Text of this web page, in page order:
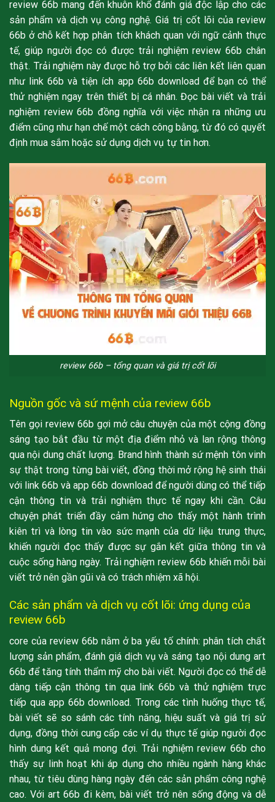
review 66b mang đến khuôn khổ đánh giá độc lập cho các
sản phẩm và dịch vụ công nghệ. Giá trị cốt lõi của review
66b ở chỗ kết hợp phân tích khách quan với ngữ cảnh thực
tế, giúp người đọc có được trải nghiệm review 66b chân
thật. Trải nghiệm này được hỗ trợ bởi các liên kết liên quan
như link 66b và tiện ích app 66b download để bạn có thể
thử nghiệm ngay trên thiết bị cá nhân. Đọc bài viết và trải
nghiệm review 66b đồng nghĩa với việc nhận ra những ưu
điểm cũng như hạn chế một cách công bằng, từ đó có quyết
định mua sắm hoặc sử dụng dịch vụ tự tin hơn.
review 66b – tổng quan và giá trị cốt lõi
Nguồn gốc và sứ mệnh của review 66b
Tên gọi review 66b gợi mở câu chuyện của một cộng đồng
sáng tạo bắt đầu từ một địa điểm nhỏ và lan rộng thông
qua nội dung chất lượng. Brand hình thành sứ mệnh tôn vinh
sự thật trong từng bài viết, đồng thời mở rộng hệ sinh thái
với link 66b và app 66b download để người dùng có thể tiếp
cận thông tin và trải nghiệm thực tế ngay khi cần. Câu
chuyện phát triển đầy cảm hứng cho thấy một hành trình
kiên trì và lòng tin vào sức mạnh của dữ liệu trung thực,
khiến người đọc thấy được sự gắn kết giữa thông tin và
cuộc sống hàng ngày. Trải nghiệm review 66b khiến mỗi bài
viết trở nên gần gũi và có trách nhiệm xã hội.
Các sản phẩm và dịch vụ cốt lõi: ứng dụng của
review 66b
core của review 66b nằm ở ba yếu tố chính: phân tích chất
lượng sản phẩm, đánh giá dịch vụ và sáng tạo nội dung art
66b để tăng tính thẩm mỹ cho bài viết. Người đọc có thể dễ
dàng tiếp cận thông tin qua link 66b và thử nghiệm trực
tiếp qua app 66b download. Trong các tình huống thực tế,
bài viết sẽ so sánh các tính năng, hiệu suất và giá trị sử
dụng, đồng thời cung cấp các ví dụ thực tế giúp người đọc
hình dung kết quả mong đợi. Trải nghiệm review 66b cho
thấy sự linh hoạt khi áp dụng cho nhiều ngành hàng khác
nhau, từ tiêu dùng hàng ngày đến các sản phẩm công nghệ
cao. Với art 66b đi kèm, bài viết trở nên sống động và dễ